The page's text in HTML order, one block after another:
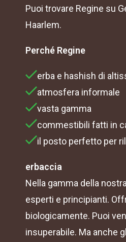
Puoi trovare Regine su
Haarlem.
Perché Regine
erba e hashish di
atmosfera informale
vasta gamma
commestibili fatti in
il posto perfetto per
erbaccia
Nella gamma della
esperti e principianti.
biologicamente. Puoi
insuperabile. Ma anche